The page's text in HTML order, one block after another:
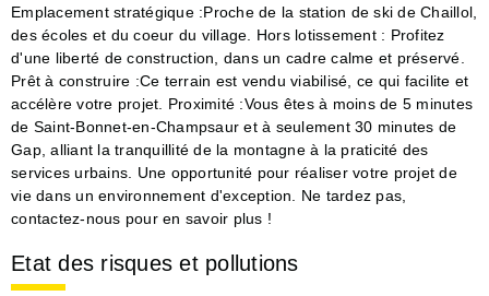
Emplacement stratégique :Proche de la station de ski de Chaillol,
des écoles et du coeur du village. Hors lotissement : Profitez
d'une liberté de construction, dans un cadre calme et préservé.
Prêt à construire :Ce terrain est vendu viabilisé, ce qui facilite et
accélère votre projet. Proximité :Vous êtes à moins de 5 minutes
de Saint-Bonnet-en-Champsaur et à seulement 30 minutes de
Gap, alliant la tranquillité de la montagne à la praticité des
services urbains. Une opportunité pour réaliser votre projet de
vie dans un environnement d'exception. Ne tardez pas,
contactez-nous pour en savoir plus !
Etat des risques et pollutions